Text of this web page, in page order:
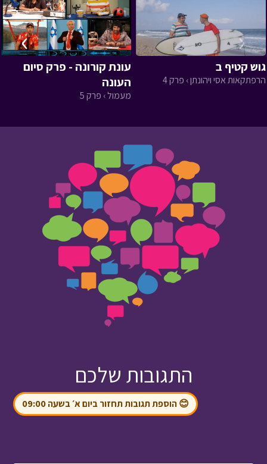
גוש קטיף ב
הרפתקאות אסי ויהונתן › פרק 4
עונת קורונה - פרק סיום
העונה
מעמול › פרק 5
‹
›
התגובות שלכם
😊 הוספת תגובות תחזור ביום א׳ בשעה 09:00